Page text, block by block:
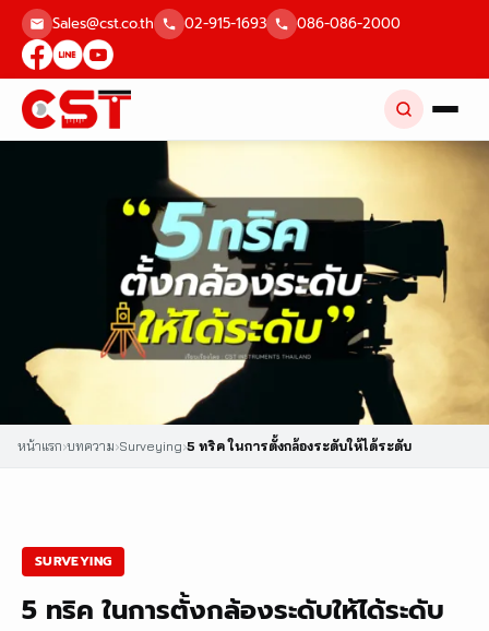
Skip
content
Sales@cst.co.th 02-915-1693 086-086-2000
หน้าแรก›บทความ›Surveying›5 ทริค ในการตั้งกล้องระดับให้ได้ระดับ
SURVEYING
5 ทริค ในการตั้งกล้องระดับให้ได้ระดับ